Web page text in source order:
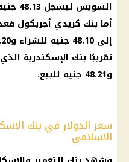
أما بنك كريدي أجريكول
و48.21 جنيه للبيع.
سعر الدولار في بنك
الاسلامي